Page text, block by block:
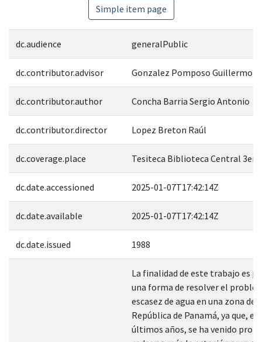
Simple item page
dc.audience generalPublic
dc.contributor.advisor Gonzalez Pomposo Guillermo
dc.contributor.author Concha Barria Sergio Antonio
dc.contributor.director Lopez Breton Raúl
dc.coverage.place Tesiteca Biblioteca Central 3er.
dc.date.accessioned 2025-01-07T17:42:14Z
dc.date.available 2025-01-07T17:42:14Z
dc.date.issued 1988
La finalidad de este trabajo es
una forma de resolver el
escasez de agua en una zona de
República de Panamá, ya que,
últimos años, se ha venido